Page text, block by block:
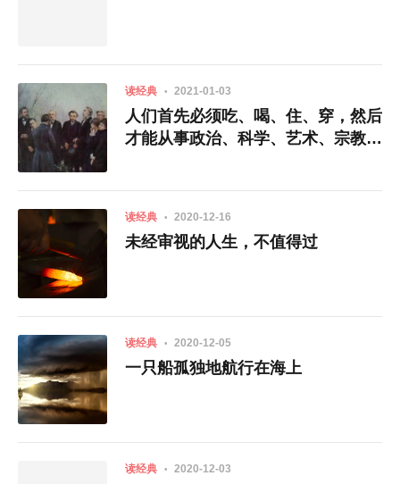
读经典 2021-01-03
人们首先必须吃、喝、住、穿，然后
才能从事政治、科学、艺术、宗教等
读经典 2020-12-16
未经审视的人生，不值得过
读经典 2020-12-05
一只船孤独地航行在海上
读经典 2020-12-03